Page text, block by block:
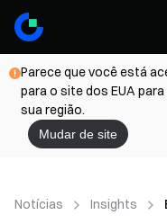
Parece que você está
para o site dos EUA
sua região.
Mudar de site
Notícias Insights